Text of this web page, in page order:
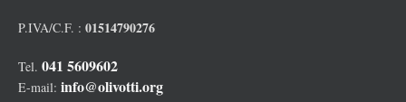
P.IVA/C.F. : 01514790276
Tel. 041 5609602
E-mail: info@olivotti.org